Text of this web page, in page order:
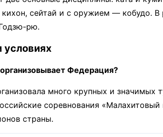
сейтай и с оружием — кобудо. В
рю.
условиях
Федерация?
много крупных и значимых
соревнования «Малахитовый
страны.